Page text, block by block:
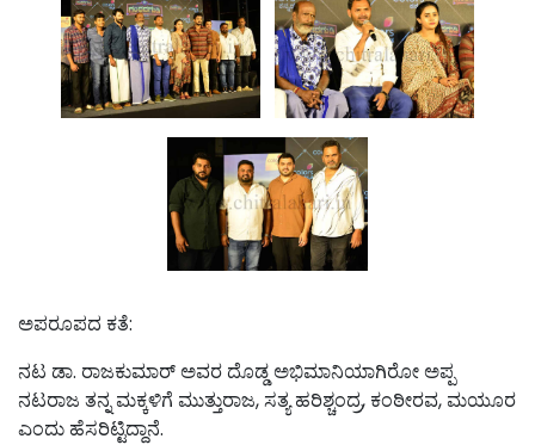
ಅಪರೂಪದ ಕತೆ:
ನಟ ಡಾ. ರಾಜಕುಮಾರ್ ಅವರ ದೊಡ್ಡ ಅಭಿಮಾನಿಯಾಗಿರೋ ಅಪ್ಪ
ನಟರಾಜ ತನ್ನ ಮಕ್ಕಳಿಗೆ ಮುತ್ತುರಾಜ, ಸತ್ಯ ಹರಿಶ್ಚಂದ್ರ, ಕಂಠೀರವ, ಮಯೂರ
ಎಂದು ಹೆಸರಿಟ್ಟಿದ್ದಾನೆ.